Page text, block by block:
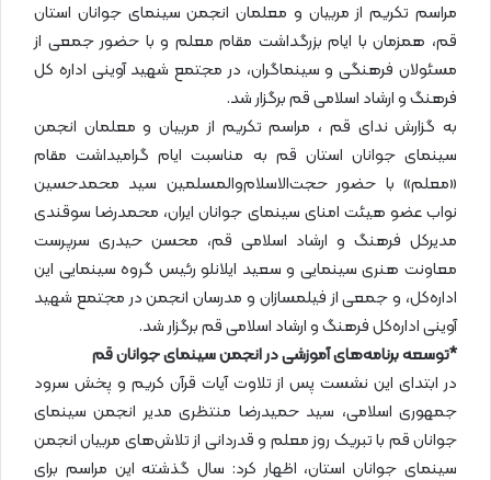
مراسم تکریم از مربیان و معلمان انجمن سینمای جوانان استان
قم، همزمان با ایام بزرگداشت مقام معلم و با حضور جمعی از
مسئولان فرهنگی و سینماگران، در مجتمع شهید آوینی اداره کل
فرهنگ و ارشاد اسلامی قم برگزار شد.
به گزارش ندای قم ، مراسم تکریم از مربیان و معلمان انجمن
سینمای جوانان استان قم به مناسبت ایام گرامیداشت مقام
«معلم» با حضور حجت‌الاسلام‌والمسلمین سید محمدحسین
نواب عضو هیئت امنای سینمای جوانان ایران، محمدرضا سوقندی
مدیرکل فرهنگ و ارشاد اسلامی قم، محسن حیدری سرپرست
معاونت هنری سینمایی و سعید ایلانلو رئیس گروه سینمایی این
اداره‌کل، و جمعی از فیلمسازان و مدرسان انجمن در مجتمع شهید
آوینی اداره‌کل فرهنگ و ارشاد اسلامی قم برگزار شد.
*توسعه برنامه‌های آموزشی در انجمن سینمای جوانان قم
در ابتدای این نشست پس از تلاوت آیات قرآن کریم و پخش سرود
جمهوری اسلامی، سید حمیدرضا منتظری مدیر انجمن سینمای
جوانان قم با تبریک روز معلم و قدردانی از تلاش‌های مربیان انجمن
سینمای جوانان استان، اظهار کرد: سال گذشته این مراسم برای